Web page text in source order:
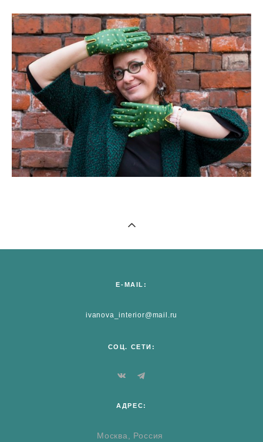
E-MAIL:
ivanova_interior@mail.ru
СОЦ. СЕТИ:
АДРЕС:
Москва, Россия